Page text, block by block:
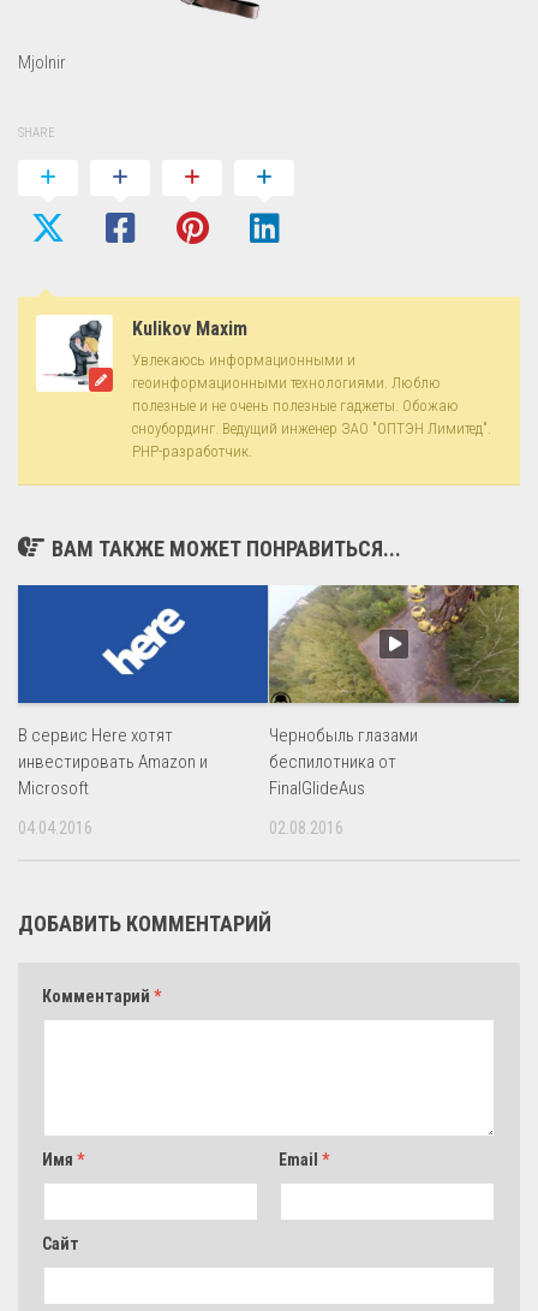
Mjolnir
SHARE
Kulikov Maxim
Увлекаюсь информационными и
геоинформационными технологиями. Люблю
полезные и не очень полезные гаджеты. Обожаю
сноубординг. Ведущий инженер ЗАО "ОПТЭН Лимитед".
PHP-разработчик.
ВАМ ТАКЖЕ МОЖЕТ ПОНРАВИТЬСЯ...
В сервис Here хотят
инвестировать Amazon и
Microsoft
04.04.2016
Чернобыль глазами
беспилотника от
FinalGlideAus
02.08.2016
ДОБАВИТЬ КОММЕНТАРИЙ
Комментарий *
Имя * Email *
Сайт